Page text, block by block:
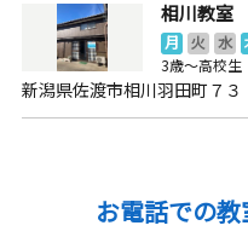
相川教室
月 火 水
3歳～高校生
新潟県佐渡市相川羽田町７３
お電話での